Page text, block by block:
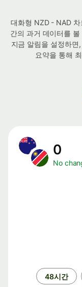
대화형 NZD - NAD
간의 과거 데이터를
지금 알림을 설정하면
요약을 통해
0
No
48시간